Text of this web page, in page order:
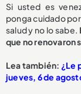
Si usted es
ponga cuidado
salud y no lo sabe.
que no renovaron
Lea también: ¿Le
jueves, 6 de